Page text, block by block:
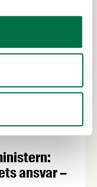
ansvar –